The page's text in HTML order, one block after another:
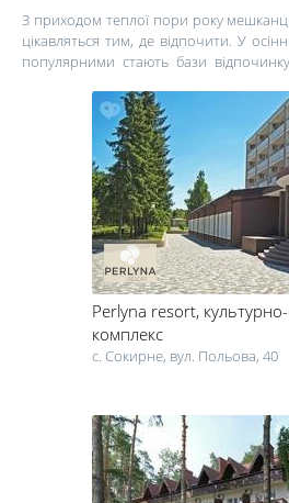
З приходом теплої пори року
цікавляться тим, де відпочити. У
популярними стають бази
провести час із рідними і друзями
Якщо купити путівку в
відпочинку Черкас пропонують
відпочинку на вихідні. Крім того,
місцем проведення свят і корпоративів.
Якщо ви плануєте їхати на відпочинок
зняти будиночок на
розважальних майданчиків,
відпочинок з дітьми, врятує вас від
власні дорогоцінні хвилини релаксу.
Подивитися на рівень комфорту
самого місця відпочинку, пам'яток
інформацію про розваги і
відпочинку розташована на березі
обладнаний майданчиками для гри в
У цьому розділі нашого сайту ви
Perlyna resort,
комплекс
с. Сокирне, вул. Польова, 40